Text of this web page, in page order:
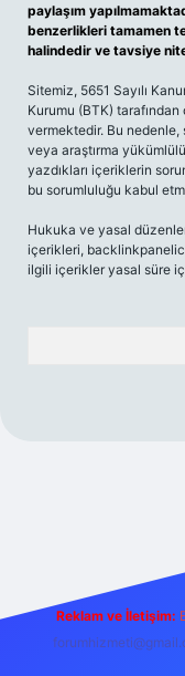
paylaşım
benzerlikleri tamamen
halindedir ve tavsiye
Sitemiz, 5651 Sayılı
Kurumu (BTK)
vermektedir. Bu
veya araştırma
yazdıkları içeriklerin
bu sorumluluğu kabul
Hukuka ve yasal
içerikleri,
ilgili içerikler yasal süre
Reklam ve İletişim: